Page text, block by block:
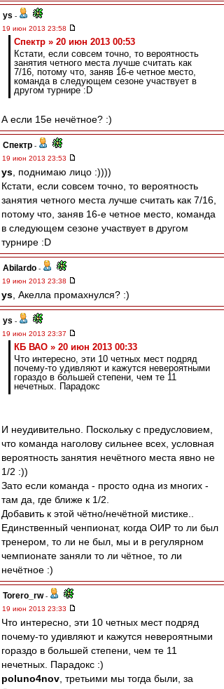
ys -
19 июн 2013 23:58
Спектр » 20 июн 2013 00:53
Кстати, если совсем точно, то вероятность
занятия четного места лучше считать как
7/16, потому что, заняв 16-е четное место,
команда в следующем сезоне участвует в
другом турнире :D
А если 15е нечётное? :)
Спектр -
19 июн 2013 23:53
ys , поднимаю лицо :))))
Кстати, если совсем точно, то вероятность
занятия четного места лучше считать как 7/16,
потому что, заняв 16-е четное место, команда
в следующем сезоне участвует в другом
турнире :D
Abilardo -
19 июн 2013 23:38
ys , Акелла промахнулся? :)
ys -
19 июн 2013 23:37
КБ ВАО » 20 июн 2013 00:33
Что интересно, эти 10 четных мест подряд
почему-то удивляют и кажутся невероятными
гораздо в большей степени, чем те 11
нечетных. Парадокс
И неудивительно. Поскольку с предусловием,
что команда наголову сильнее всех, условная
вероятность занятия нечётного места явно не
1/2 :))
Зато если команда - просто одна из многих -
там да, где ближе к 1/2.
Добавить к этой чётно/нечётной мистике..
Единственный ченпионат, когда ОИР то ли был
тренером, то ли не был, мы и в регулярном
чемпионате заняли то ли чётное, то ли
нечётное :)
Torero_rw-
19 июн 2013 23:33
Что интересно, эти 10 четных мест подряд
почему-то удивляют и кажутся невероятными
гораздо в большей степени, чем те 11
нечетных. Парадокс :)
poluno4nov , третьими мы тогда были, за